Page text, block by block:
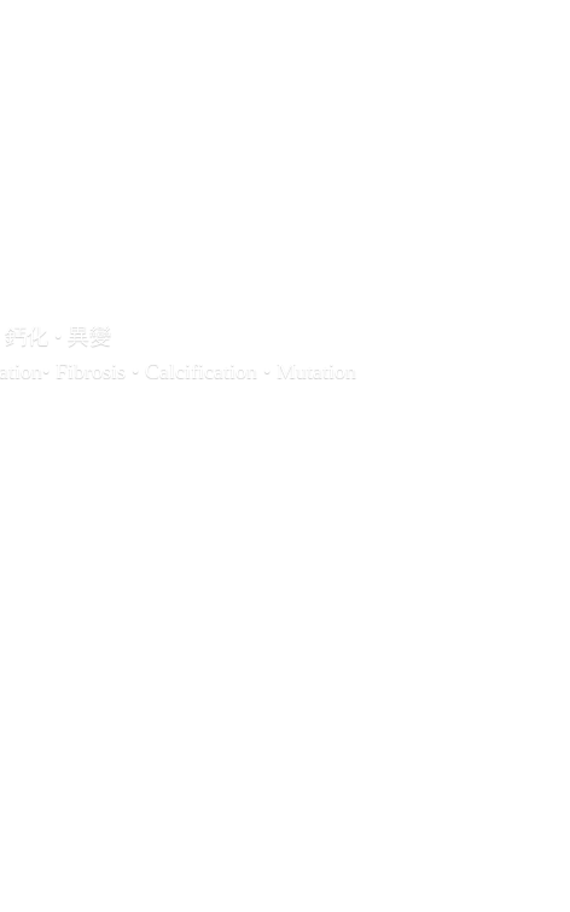
化 • 異變
Fibrosis • Calcification • Mutation